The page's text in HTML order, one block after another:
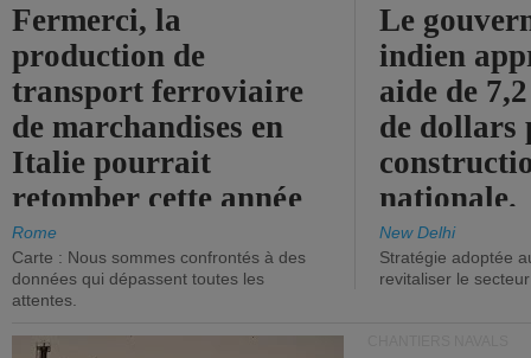
Fermerci, la
production de
transport ferroviaire
de marchandises en
Italie pourrait
retomber cette année
aux niveaux de 2015.
Rome
Carte : Nous sommes confrontés à des
données qui dépassent toutes les
attentes.
Le
indien
aide de
de dollars
nationale.
New Delhi
Stratégie adoptée
revitaliser le secteur